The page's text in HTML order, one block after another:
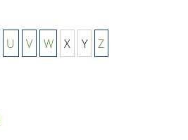
U V W X Y Z